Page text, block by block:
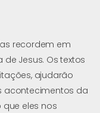
recordem em
Jesus. Os textos
ajudarão
acontecimentos da
que eles nos